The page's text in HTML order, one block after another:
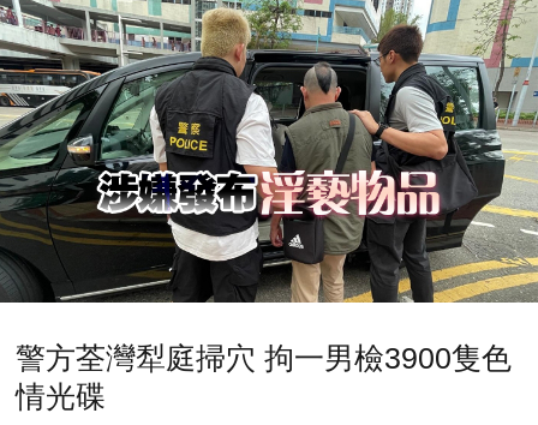
警方荃灣犁庭掃穴 拘一男檢3900隻色
情光碟